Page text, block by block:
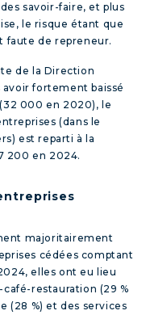
savoir-faire, et plus
le risque étant que
faute de repreneur.
de la Direction
avoir fortement baissé
000 en 2020), le
(dans le
est reparti à la
200 en 2024.
majoritairement
cédées comptant
elles ont eu lieu
restauration (29 %
(28 %) et des services